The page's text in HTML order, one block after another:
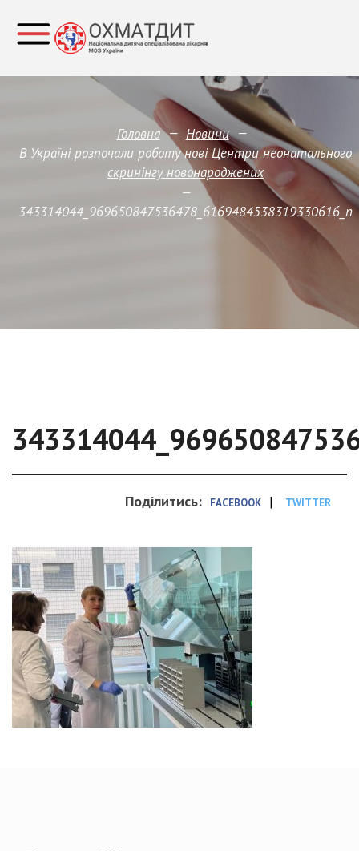
Головна — Новини —
В Україні розпочали роботу нові Центри неонатального
скринінгу новонароджених
—
343314044_969650847536478_6169484538319330616_n
Поділитись: FACEBOOK | TWITTER